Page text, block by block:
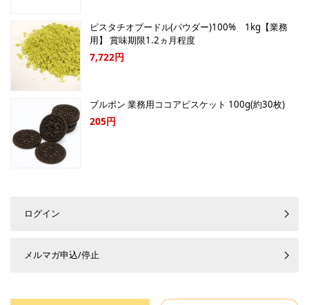
ピスタチオプードル(パウダー)100% 1kg【業務
用】 賞味期限1.2ヵ月程度
7,722円
ブルボン 業務用ココアビスケット 100g(約30枚)
205円
ログイン
メルマガ申込/停止